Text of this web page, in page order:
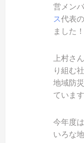
営メンバ
ス代表
ました！
上村さ
り組む
地域防
ています
今年度
いろな